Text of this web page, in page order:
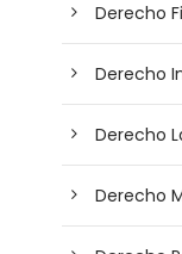
Derecho
Derecho
Derecho
Derecho